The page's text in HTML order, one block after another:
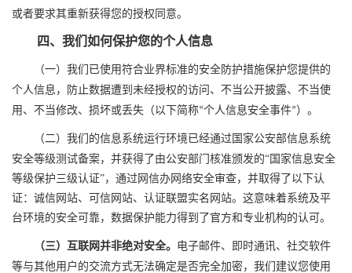
或者要求其重新获得您的授权同意。
四、我们如何保护您的个人信息
（一）我们已使用符合业界标准的安全防护措施保护您提供的
个人信息，防止数据遭到未经授权的访问、不当公开披露、不当使
用、不当修改、损坏或丢失（以下简称“个人信息安全事件”）。
（二） 我们的信息系统运行环境已经通过国家公安部信息系统
安全等级测试备案，并获得了由公安部门核准颁发的“国家信息安全
等级保护三级认证”，通过网信办网络安全审查，并取得了以下认
证：诚信网站、可信网站、认证联盟实名网站。这意味着系统及平
台环境的安全可靠，数据保护能力得到了官方和专业机构的认可 。
（三）互联网并非绝对安全。 电子邮件、即时通讯、社交软件
等与其他用户的交流方式无法确定是否完全加密，我们建议您使用